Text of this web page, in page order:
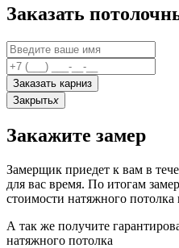
Заказать
Заказать карниз
Закрытьx
Закажите замер
Замерщик приедет к вам в
для вас время. По итогам
стоимости натяжного
А так же получите
натяжного потолка